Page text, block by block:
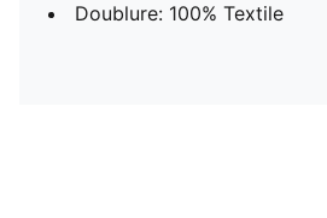
Doublure: 100% Textile